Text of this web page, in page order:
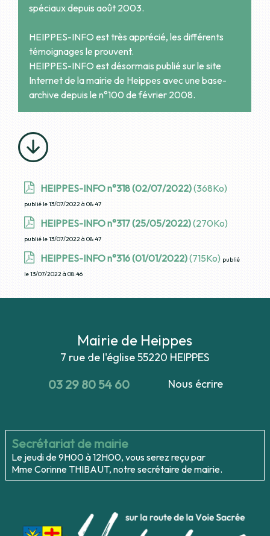
spéciaux depuis août 2003.
HEIPPES-INFO est très apprécié, les différents
témoignages le prouvent.
HEIPPES-INFO est désormais publié sur le site
Internet de la mairie de Heippes avec une base-
archive depuis le n°100 de février 2008.
HEIPPES-INFO n°318 (02/07/2022)(368Ko)
publié le 13/07/2022 à 08:47
HEIPPES-INFO n°317 (25/05/2022)(270Ko)
publié le 13/07/2022 à 08:47
HEIPPES-INFO n°316 (01/01/2022)(715Ko) publié
le 13/07/2022 à 08:46
Mairie de Heippes
7 rue de l'église55220 HEIPPES
03 29 80 54 60 Nous écrire
Secrétariat de mairie
Le jeudi de 9H00 à 12H00, vous serez reçu par
Mme Corinne THIBAUT, notre secrétaire de mairie.